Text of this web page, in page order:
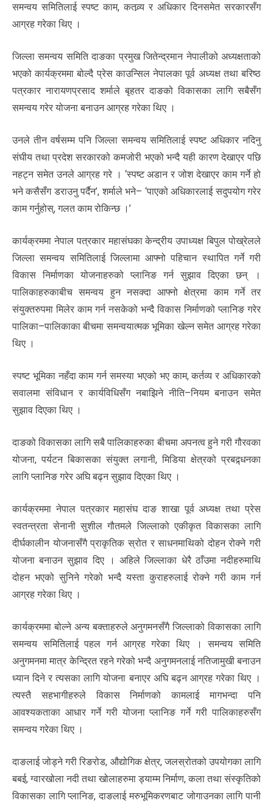
समन्वय समितिलाई स्पष्ट काम, कतव्र्य र अधिकार दिनसमेत सरकारसँग
आग्रह गरेका थिए ।
जिल्ला समन्वय समिति दाङका प्रमुख जितेन्द्रमान नेपालीको अध्यक्षताको
भएको कार्यक्रममा बोल्दै प्रेस काउन्सिल नेपालका पूर्व अध्यक्ष तथा बरिष्ठ
पत्रकार नारायणप्रसाद शर्माले बृहतर दाङको विकासका लागि सबैसँग
समन्वय गरेर योजना बनाउन आग्रह गरेका थिए ।
उनले तीन वर्षसम्म पनि जिल्ला समन्वय समितिलाई स्पष्ट अधिकार नदिनु
संघीय तथा प्रदेश सरकारको कमजोरी भएको भन्दै यही कारण देखाएर पछि
नहट्न समेत उनले आग्रह गरे । ‘स्पष्ट अडान र जोश देखाएर काम गर्ने हो
भने कसैसँग डराउनु पर्दैन’, शर्माले भने– ‘पाएको अधिकारलाई सदुपयोग गरेर
काम गर्नुहोस्, गलत काम रोकिन्छ ।’
कार्यक्रममा नेपाल पत्रकार महासंघका केन्द्रीय उपाध्यक्ष बिपुल पोख्रेलले
जिल्ला समन्वय समितिलाई जिल्लामा आफ्नो पहिचान स्थापित गर्ने गरी
विकास निर्माणका योजनाहरुको प्लानिङ गर्न सुझाव दिएका छन् ।
पालिकाहरुकाबीच समन्वय हुन नसक्दा आफ्नो क्षेत्रमा काम गर्ने तर
संयुक्तरुपमा मिलेर काम गर्न नसकेको भन्दै विकास निर्माणको प्लानिङ गरेर
पालिका–पालिकाका बीचमा समन्वयात्मक भूमिका खेल्न समेत आग्रह गरेका
थिए ।
स्पष्ट भूमिका नहँदा काम गर्न समस्या भएको भए काम, कर्तव्य र अधिकारको
सवालमा संविधान र कार्यविधिसँग नबाझिने नीति–नियम बनाउन समेत
सुझाव दिएका थिए ।
दाङको विकासका लागि सबै पालिकाहरुका बीचमा अपनत्व हुने गरी गौरवका
योजना, पर्यटन बिकासका संयुक्त लगानी, मिडिया क्षेत्रको प्रबद्र्धनका
लागि प्लानिङ गरेर अघि बढ्न सुझाव दिएका थिए ।
कार्यक्रममा नेपाल पत्रकार महासंघ दाङ शाखा पूर्व अध्यक्ष तथा प्रेस
स्वतन्त्रता सेनानी सुशील गौतमले जिल्लाको एकीकृत विकासका लागि
दीर्घकालीन योजनासँगै प्राकृतिक स्रोत र साधनमाथिको दोहन रोक्ने गरी
योजना बनाउन सुझाव दिए । अहिले जिल्लाका धेरै ठाँउमा नदीहरुमाथि
दोहन भएको सुनिने गरेको भन्दै यस्ता कुराहरुलाई रोक्ने गरी काम गर्न
आग्रह गरेका थिए ।
कार्यक्रममा बोल्ने अन्य बक्ताहरुले अनुगमनसँगै जिल्लाको विकासका लागि
समन्वय समितिलाई पहल गर्न आग्रह गरेका थिए । समन्वय समिति
अनुगमनमा मात्र केन्द्रित रहने गरेको भन्दै अनुगमनलाई नतिजामुखी बनाउन
ध्यान दिने र त्यसका लागि योजना बनाएर अघि बढ्न आग्रह गरेका थिए ।
त्यस्तै सहभागीहरुले विकास निर्माणको कामलाई मागभन्दा पनि
आवश्यकताका आधार गर्ने गरी योजना प्लानिङ गर्ने गरी पालिकाहरुसँग
समन्वय गरेका थिए ।
दाङलाई जोड्ने गरी रिङरोड, औद्योगिक क्षेत्र, जलस्रोतको उपयोगका लागि
बबई, ग्वारखोला नदी तथा खोलाहरुमा ड्याम्म निर्माण, कला तथा संस्कृतिको
विकासका लागि प्लानिङ, दाङलाई मरुभूमिकरणबाट जोगाउनका लागि पानी